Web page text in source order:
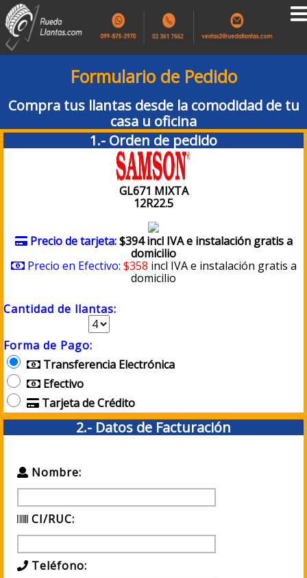
Formulario de Pedido
Compra tus llantas desde la comodidad de tu
casa u oficina
1.- Orden de pedido
GL671 MIXTA
12R22.5
Precio de tarjeta:$394 incl IVA e instalación gratis a
domicilio
Precio en Efectivo: $358 incl IVA e instalación gratis a
domicilio
Cantidad de llantas:
Forma de Pago:
Transferencia Electrónica
Efectivo
Tarjeta de Crédito
2.- Datos de Facturación
Nombre:
CI/RUC:
Teléfono: